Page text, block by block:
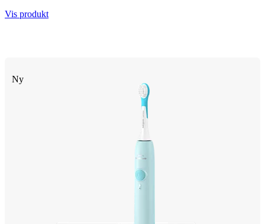
Vis produkt
Ny